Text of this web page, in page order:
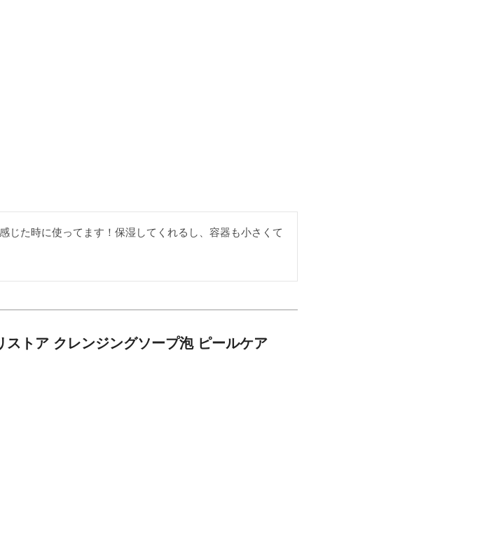
じた時に使ってます！保湿してくれるし、容器も小さくて
ストア クレンジングソープ泡 ピールケア